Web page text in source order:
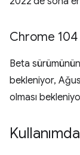
Chrome 104
Beta
bekleniyor,
olması